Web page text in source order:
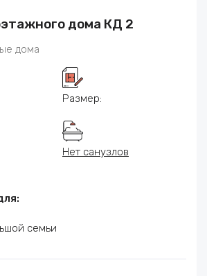
дома КД 2
дома
Размер:
Нет санузлов
семьи